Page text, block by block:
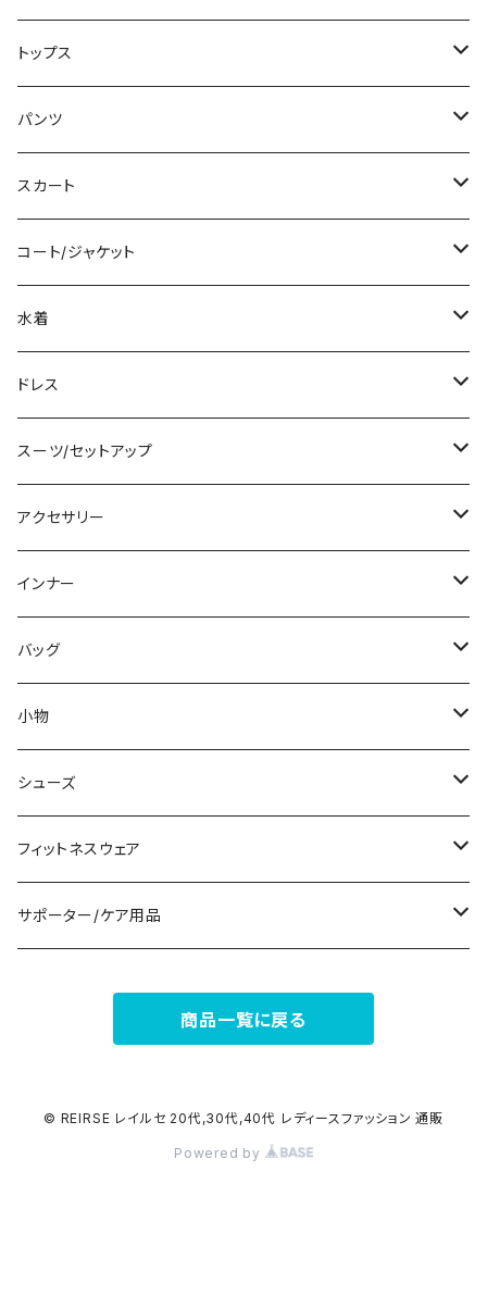
ミニ/ショート
ミディアム/ミモレ
ロング/マキシ
袖付き
ノースリーブ
その他
チュニック
トップス
Tシャツ/カットソー
タンクトップ/キャミソール
シャツ/ブラウス
ベアトップ/チューブトップ
カーディガン/ボレロ
ニット/セーター
パーカー
スウェット/トレーナー
その他
パンツ
ショート丈
クロップド丈
ロング丈
デニム
レギンス
その他
オールインワン
スカート
ミニ/ショート
ミディアム/ミモレ
ロング
その他
コート/ジャケット
コート
ジャケット
その他
水着
タンキニ
バンドゥビキニ
ワンピース
ラッシュガード
その他
ドレス
ミニ/ショート
ミディアム/ミモレ
ロング/マキシ
袖付き
ノースリーブ
パンツドレス
ナイトドレス
その他
スーツ/セットアップ
パンツスーツ
スカートスーツ
その他
アクセサリー
ネックレス
ブレスレット
ピアス
コサージュ
リング
その他
インナー
ブラ/ブラトップ/ベアトップ
ショーツ
タンクトップ/キャミソール
半袖/5分
7分/長袖
ペチコート/ペチパンツ
その他
バッグ
サブバッグ
クラッチバッグ
トートバッグ
ショルダーバッグ
カジュアルバッグ
バックパック
小物
マフラー/スカーフ/ストール
財布
アクセサリーケース
シューズ
スニーカー
ブーツ
その他
フィットネスウェア
セット販売
タイツ
サポーター/ケア用品
商品一覧に戻る
© REIRSE レイルセ 20代,30代,40代 レディースファッション 通販
Powered by